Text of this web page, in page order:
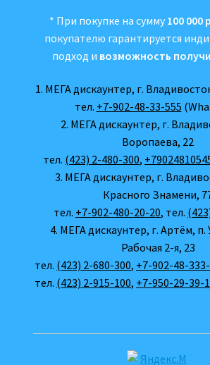
* При покупке на сумму 100 000
покупателю гарантируется
подход и возможность
1. МЕГА дискаунтер, г.
тел. +7-902-48-33-555
2. МЕГА дискаунтер, г.
Воропаева, 22
тел. (423) 2-480-300,
3. МЕГА дискаунтер, г.
Красного Знамени,
тел. +7-902-480-20-20, тел.
4. МЕГА дискаунтер, г. Артём, п.
Рабочая 2-я, 23
тел. (423) 2-680-300, +7-902-48-
тел. (423) 2-915-100, +7-950-29-39-